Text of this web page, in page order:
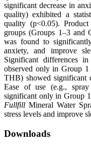
significant decrease in
quality) exhibited a
quality (p<0.05).
groups (Groups 1–3 and
was found to
anxiety, and improve
Significant differences
observed only in Group
THB) showed significant
Ease of use (e.g., spray
significant only in Group
Fullfill Mineral Water
stress levels and improve
Downloads